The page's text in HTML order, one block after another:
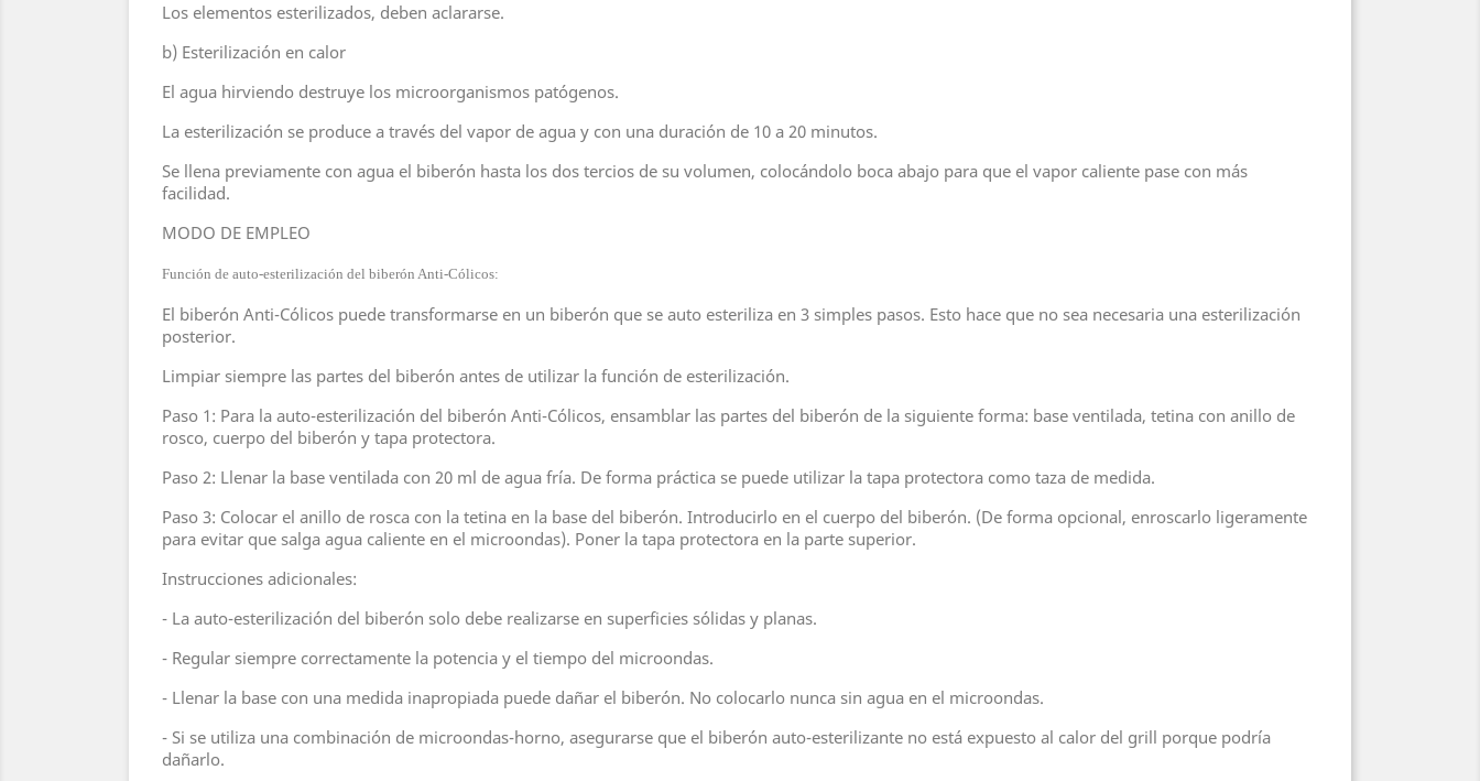
Los elementos esterilizados, deben aclararse.
b) Esterilización en calor
El agua hirviendo destruye los microorganismos patógenos.
La esterilización se produce a través del vapor de agua y con una duración de 10 a 20 minutos.
Se llena previamente con agua el biberón hasta los dos tercios de su volumen, colocándolo boca abajo para que el vapor caliente pase con más
facilidad.
MODO DE EMPLEO
Función de auto-esterilización del biberón Anti-Cólicos:
El biberón Anti-Cólicos puede transformarse en un biberón que se auto esteriliza en 3 simples pasos. Esto hace que no sea necesaria una esterilización
posterior.
Limpiar siempre las partes del biberón antes de utilizar la función de esterilización.
Paso 1: Para la auto-esterilización del biberón Anti-Cólicos, ensamblar las partes del biberón de la siguiente forma: base ventilada, tetina con anillo de
rosco, cuerpo del biberón y tapa protectora.
Paso 2: Llenar la base ventilada con 20 ml de agua fría. De forma práctica se puede utilizar la tapa protectora como taza de medida.
Paso 3: Colocar el anillo de rosca con la tetina en la base del biberón. Introducirlo en el cuerpo del biberón. (De forma opcional, enroscarlo ligeramente
para evitar que salga agua caliente en el microondas). Poner la tapa protectora en la parte superior.
Instrucciones adicionales:
- La auto-esterilización del biberón solo debe realizarse en superficies sólidas y planas.
- Regular siempre correctamente la potencia y el tiempo del microondas.
- Llenar la base con una medida inapropiada puede dañar el biberón. No colocarlo nunca sin agua en el microondas.
- Si se utiliza una combinación de microondas-horno, asegurarse que el biberón auto-esterilizante no está expuesto al calor del grill porque podría
dañarlo.